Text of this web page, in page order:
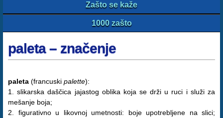
Zašto se kaže
1000 zašto
paleta – značenje
paleta (francuski palette):
1. slikarska daščica jajastog oblika koja se drži u ruci i služi za
mešanje boja;
2. figurativno u likovnoj umetnosti: boje upotrebljene na slici;